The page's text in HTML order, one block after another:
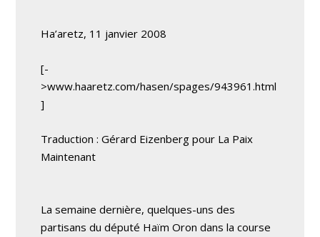
Ha’aretz, 11 janvier 2008
[-
>www.haaretz.com/hasen/spages/943961.html
]
Traduction : Gérard Eizenberg pour La Paix
Maintenant
La semaine dernière, quelques-uns des
partisans du député Haïm Oron dans la course